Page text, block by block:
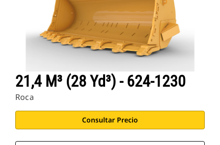
21,4 M³ (28 Yd³) - 624-1230
Roca
Consultar Precio